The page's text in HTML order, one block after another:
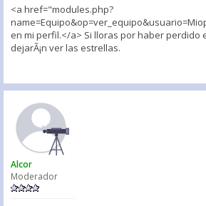
<a href="modules.php?
en mi perfil.</a> Si lloras por haber perdido
dejarÃ¡n ver las estrellas.
Alcor
Moderador